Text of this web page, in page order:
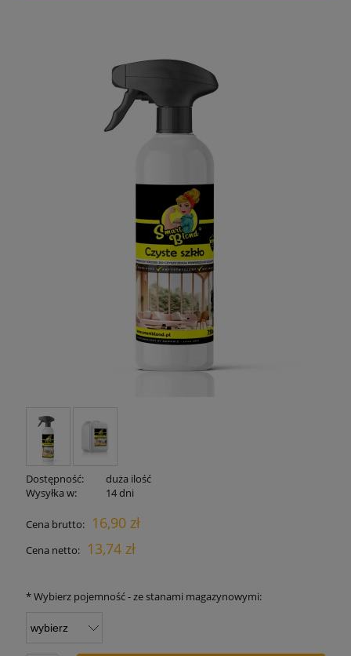
Dostępność:
duża ilość
Wysyłka w:
14 dni
Cena brutto: 16,90 zł
Cena netto: 13,74 zł
*Wybierz pojemność - ze stanami magazynowymi: